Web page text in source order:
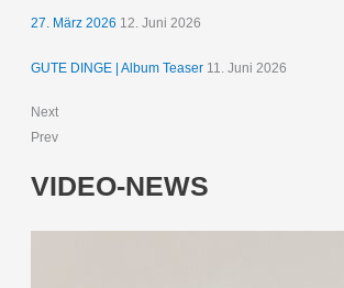
27. März 2026 12. Juni 2026
GUTE DINGE | Album Teaser 11. Juni 2026
Next
Prev
VIDEO-NEWS